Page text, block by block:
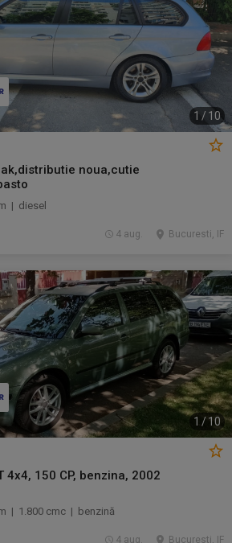
1 / 10
noua,cutie
| diesel
Bucuresti, IF
4 aug.
1 /10
4x4, 150 CP, benzina, 2002
| 1.800 cmc | benzină
Bucuresti, IF
4 aug.